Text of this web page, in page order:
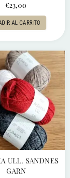
€23,00
AL CARRITO
ULL. SANDNES
GARN